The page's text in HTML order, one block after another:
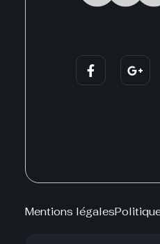
Mentions légales